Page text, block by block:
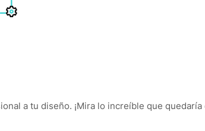
a tu diseño. ¡Mira lo increíble que